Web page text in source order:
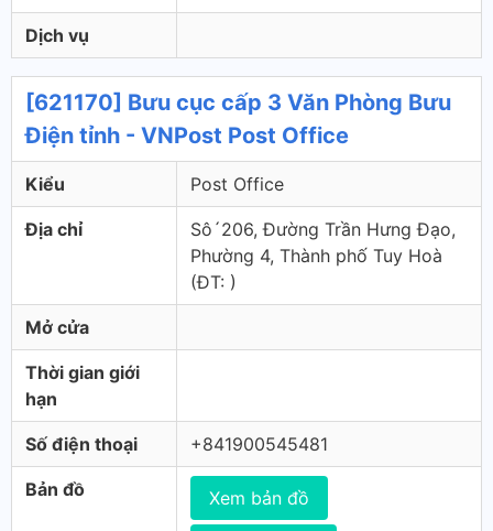
Dịch vụ
[621170] Bưu cục cấp 3 Văn Phòng Bưu
Điện tỉnh - VNPost Post Office
Kiểu Post Office
Địa chỉ
Sô´206, Đường Trần Hưng Đạo,
Phường 4, Thành phố Tuy Hoà
(ÐT: )
Mở cửa
Thời gian giới
hạn
Số điện thoại +841900545481
Bản đồ Xem bản đồ